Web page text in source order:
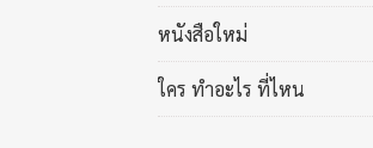
หนังสือใหม่
ใคร ทำอะไร ที่ไหน